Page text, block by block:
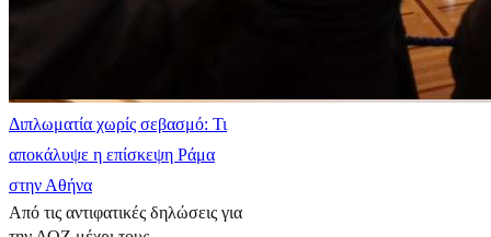
Διπλωματία χωρίς σεβασμό: Τι
αποκάλυψε η επίσκεψη Ράμα
στην Αθήνα
Από τις αντιφατικές δηλώσεις για